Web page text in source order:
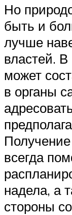
Но
быть и
лучше
властей. В
может
в органы
всегда
надела, а
стороны